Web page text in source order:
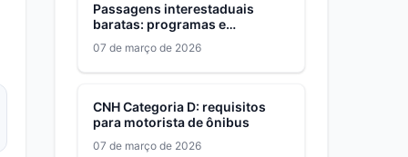
Passagens interestaduais
baratas: programas e
07 de março de 2026
CNH Categoria D: requisitos
para motorista de ônibus
07 de março de 2026